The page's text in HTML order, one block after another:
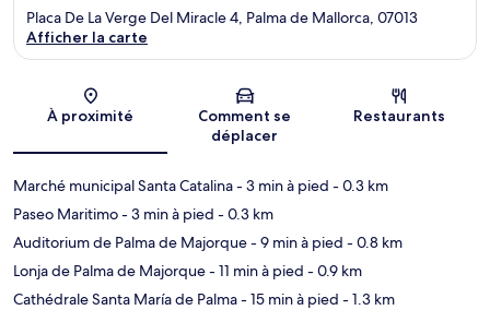
Carte
Placa De La Verge Del Miracle 4, Palma de Mallorca, 07013
Afficher la carte
À proximité
Comment se
déplacer
Restaurants
Marché municipal Santa Catalina- 3 min à pied - 0.3 km
Paseo Maritimo- 3 min à pied - 0.3 km
Auditorium de Palma de Majorque- 9 min à pied - 0.8 km
Lonja de Palma de Majorque- 11 min à pied - 0.9 km
Cathédrale Santa María de Palma- 15 min à pied - 1.3 km